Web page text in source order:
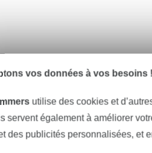
vos données à vos besoins !
utilise des cookies et
servent également à améliorer
des publicités personnalisées, et